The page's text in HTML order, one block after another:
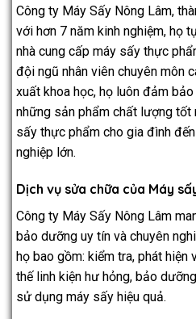
Công ty Máy Sấy Nông Lâm,
với hơn 7 năm kinh nghiệm, họ
nhà cung cấp máy sấy thực
đội ngũ nhân viên chuyên môn
xuất khoa học, họ luôn đảm
những sản phẩm chất lượng tốt
sấy thực phẩm cho gia đình
nghiệp lớn.
Dịch vụ sửa chữa của Máy
Công ty Máy Sấy Nông Lâm
bảo dưỡng uy tín và chuyên
họ bao gồm: kiểm tra, phát hiện
thế linh kiện hư hỏng, bảo
sử dụng máy sấy hiệu quả.